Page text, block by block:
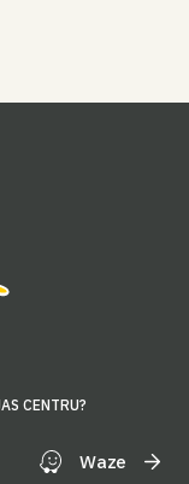
CENTRU?
Waze